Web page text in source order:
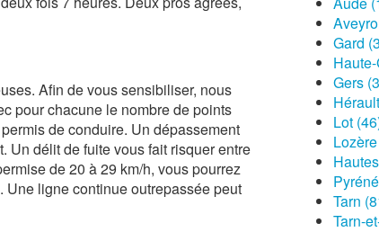
Afin de vous sensibiliser, nous
pour chacune le nombre de points
de conduire. Un dépassement
Un délit de fuite vous fait risquer entre
de 20 à 29 km/h, vous pourrez
Une ligne continue outrepassée peut
Gard
Gers
Lot
Tarn
Tarn-